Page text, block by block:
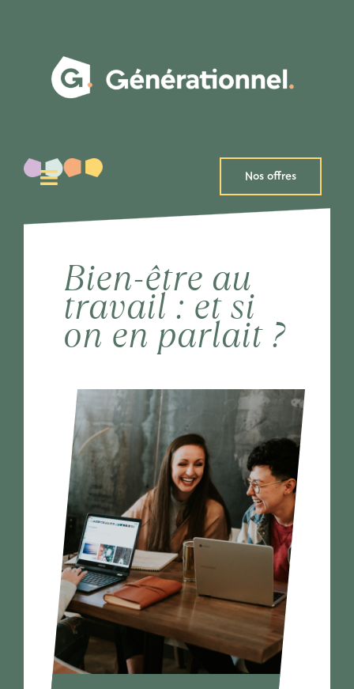
Toggle
Cooptation
Nos offres
Bien-être au
travail : et si
on en parlait ?